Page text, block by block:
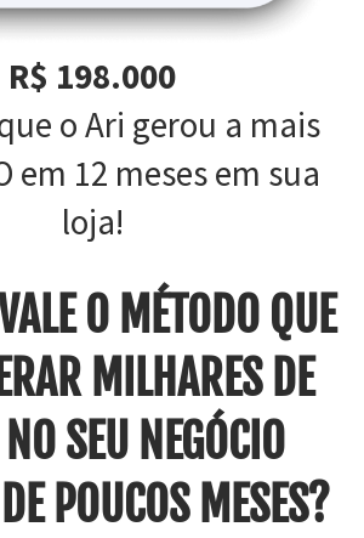
R$ 198.000
o Ari gerou a mais
em 12 meses em sua
loja!
O MÉTODO QUE
MILHARES DE
SEU NEGÓCIO
POUCOS MESES?